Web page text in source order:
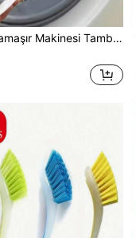
1/2/4 adet Çamaşır Makinesi Tambur Temizleme Fırçası, Çamaşır Makinesi Tambur İç Temizleme Fırçası, Özel Uzun Saplı Fırça, İç Aralık Fırçası - Çamaşır Makineleri, Klimalar, Vantilatörler, Borular ve Diğer Ev Temizlik Aletlerinin Temizliği İçin Uygundur